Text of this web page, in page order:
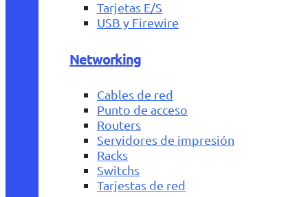
Tarjetas E/S
USB y Firewire
Networking
Cables de red
Punto de acceso
Routers
Servidores de impresión
Racks
Switchs
Tarjestas de red